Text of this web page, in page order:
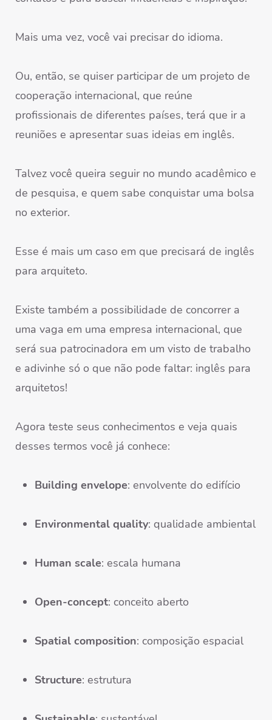
Mais uma vez, você vai precisar do idioma.
Ou, então, se quiser participar de um projeto de
cooperação internacional, que reúne
profissionais de diferentes países, terá que ir a
reuniões e apresentar suas ideias em inglês.
Talvez você queira seguir no mundo acadêmico e
de pesquisa, e quem sabe conquistar uma bolsa
no exterior.
Esse é mais um caso em que precisará de inglês
para arquiteto.
Existe também a possibilidade de concorrer a
uma vaga em uma empresa internacional, que
será sua patrocinadora em um visto de trabalho
e adivinhe só o que não pode faltar: inglês para
arquitetos!
Agora teste seus conhecimentos e veja quais
desses termos você já conhece:
Building envelope: envolvente do edifício
Environmental quality: qualidade ambiental
Human scale: escala humana
Open-concept: conceito aberto
Spatial composition: composição espacial
Structure: estrutura